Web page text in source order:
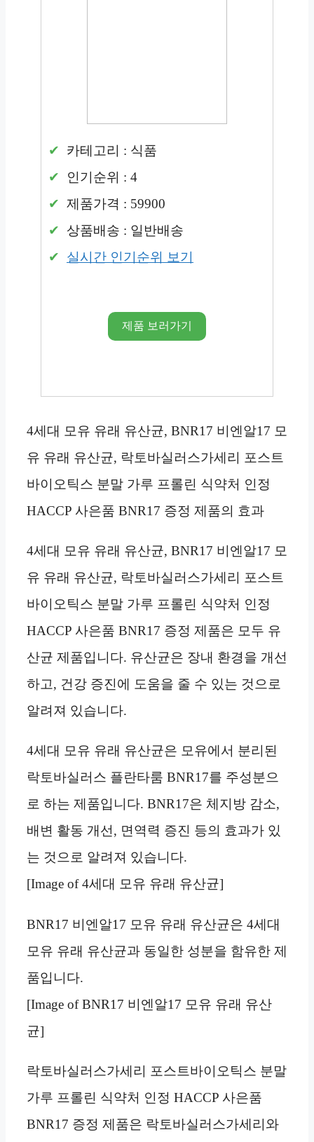
카테고리 : 식품
인기순위 : 4
제품가격 : 59900
상품배송 : 일반배송
실시간 인기순위 보기
제품 보러가기
4세대 모유 유래 유산균, BNR17 비엔알17 모
유 유래 유산균, 락토바실러스가세리 포스트
바이오틱스 분말 가루 프롤린 식약처 인정
HACCP 사은품 BNR17 증정 제품의 효과
4세대 모유 유래 유산균, BNR17 비엔알17 모
유 유래 유산균, 락토바실러스가세리 포스트
바이오틱스 분말 가루 프롤린 식약처 인정
HACCP 사은품 BNR17 증정 제품은 모두 유
산균 제품입니다. 유산균은 장내 환경을 개선
하고, 건강 증진에 도움을 줄 수 있는 것으로
알려져 있습니다.
4세대 모유 유래 유산균은 모유에서 분리된
락토바실러스 플란타룸 BNR17를 주성분으
로 하는 제품입니다. BNR17은 체지방 감소,
배변 활동 개선, 면역력 증진 등의 효과가 있
는 것으로 알려져 있습니다.
[Image of 4세대 모유 유래 유산균]
BNR17 비엔알17 모유 유래 유산균은 4세대
모유 유래 유산균과 동일한 성분을 함유한 제
품입니다.
[Image of BNR17 비엔알17 모유 유래 유산
균]
락토바실러스가세리 포스트바이오틱스 분말
가루 프롤린 식약처 인정 HACCP 사은품
BNR17 증정 제품은 락토바실러스가세리와